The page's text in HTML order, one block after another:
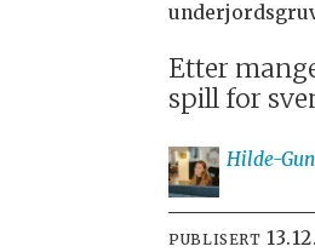
Etter
spill for
Hilde-
PUBLISERT